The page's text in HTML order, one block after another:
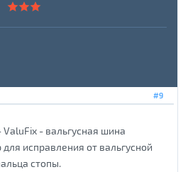
#9
- вальгусная шина
исправления от вальгусной
стопы.